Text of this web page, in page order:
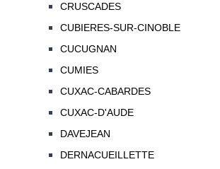
CRUSCADES
CUBIERES-SUR-CINOBLE
CUCUGNAN
CUMIES
CUXAC-CABARDES
CUXAC-D'AUDE
DAVEJEAN
DERNACUEILLETTE